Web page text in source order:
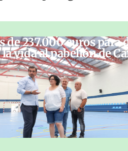
de 237.000 euros para
la vida al pabellón de